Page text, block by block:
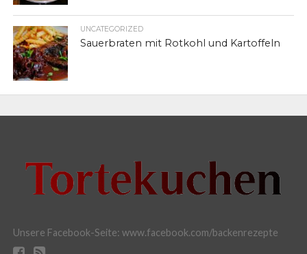
UNCATEGORIZED
Sauerbraten mit Rotkohl und Kartoffeln
Unsere Facebook-Seite: www.facebook.com/backenrezepte